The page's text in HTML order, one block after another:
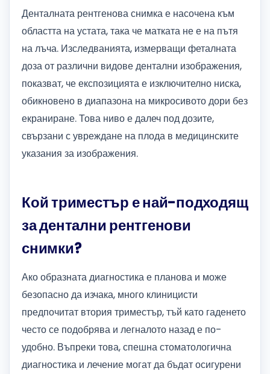
Денталната рентгенова снимка е насочена към
областта на устата, така че матката не е на пътя
на лъча. Изследванията, измерващи феталната
доза от различни видове дентални изображения,
показват, че експозицията е изключително ниска,
обикновено в диапазона на микросивото дори без
екраниране. Това ниво е далеч под дозите,
свързани с увреждане на плода в медицинските
указания за изображения.
Кой триместър е най-подходящ
за дентални рентгенови
снимки?
Ако образната диагностика е планова и може
безопасно да изчака, много клиницисти
предпочитат втория триместър, тъй като гаденето
често се подобрява и легналото назад е по-
удобно. Въпреки това, спешна стоматологична
диагностика и лечение могат да бъдат осигурени